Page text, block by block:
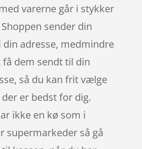
varerne går i stykker
sender din
adresse, medmindre
dem sendt til din
så du kan frit vælge
er bedst for dig.
ikke en kø som i
supermarkeder så gå